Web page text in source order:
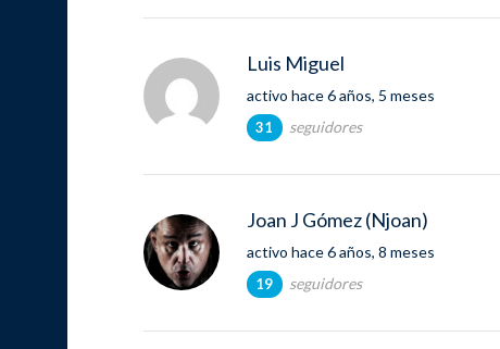
Luis Miguel
activo hace 6 años, 5 meses
31 seguidores
Joan J Gómez (Njoan)
activo hace 6 años, 8 meses
19 seguidores